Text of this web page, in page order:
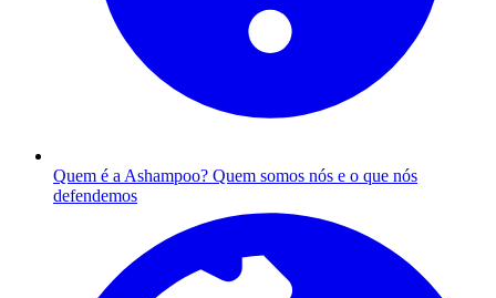
Quem é a Ashampoo? Quem somos nós e o que nós
defendemos